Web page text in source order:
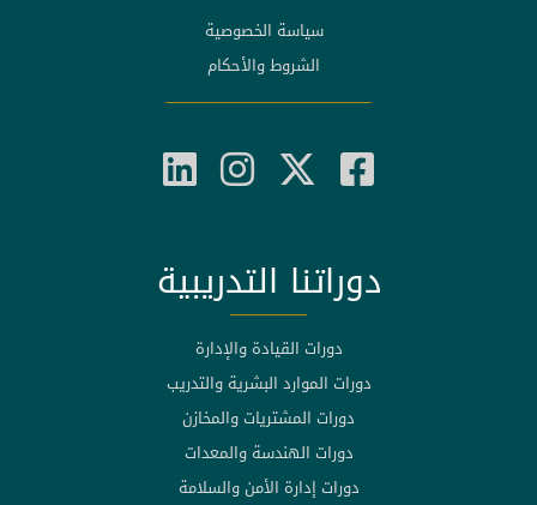
سياسة الخصوصية
الشروط والأحكام
دوراتنا التدريبية
دورات القيادة والإدارة
دورات الموارد البشرية والتدريب
دورات المشتريات والمخازن
دورات الهندسة والمعدات
دورات إدارة الأمن والسلامة